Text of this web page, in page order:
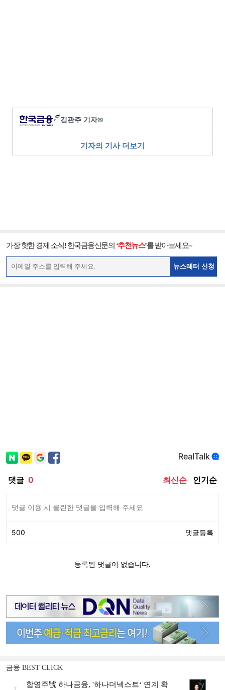
김관주 기자✉
기자의 기사 더보기
가장 핫한 경제 소식! 한국금융신문의 ‘추천뉴스’를 받아보세요~
뉴스레터 신청
금융 BEST CLICK
함영주號 하나금융, '하나더넥스트‘ 연계 확